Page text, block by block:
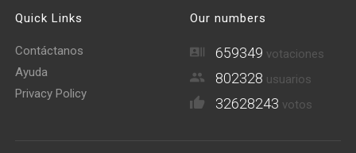
Quick Links
Contáctanos
Ayuda
Privacy Policy
Our numbers
659349 votaciones
802328 usuarios
32628243 votos